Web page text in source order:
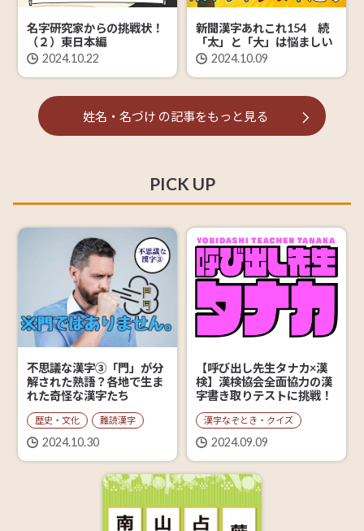
名字研究家からの挑戦状！
（２）東日本編
2024.10.22
新聞漢字あれこれ154 続
「太」と「大」は悩ましい
2024.10.09
姓名・名づけ の記事をもっと見る
PICK UP
不思議な漢字③「門」が分
解された熟語？各地で生ま
れた奇怪な漢字たち
歴史・文化 難読漢字
2024.10.30
【呼び出し先生タナカ×漢
検】漢検協会全面協力の漢
字書き取りテストに挑戦！
漢字なぞとき・クイズ
2024.09.09